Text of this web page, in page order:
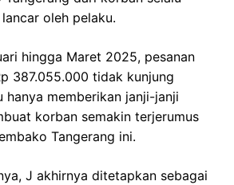
oleh pelaku.
hingga Maret 2025, pesanan
387.055.000 tidak kunjung
hanya memberikan janji-janji
korban semakin terjerumus
Tangerang ini.
J akhirnya ditetapkan sebagai